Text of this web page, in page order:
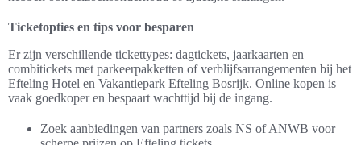
Ticketopties en tips voor besparen
Er zijn verschillende tickettypes: dagtickets, jaarkaarten en
combitickets met parkeerpakketten of verblijfsarrangementen bij het
Efteling Hotel en Vakantiepark Efteling Bosrijk. Online kopen is
vaak goedkoper en bespaart wachttijd bij de ingang.
Zoek aanbiedingen van partners zoals NS of ANWB voor